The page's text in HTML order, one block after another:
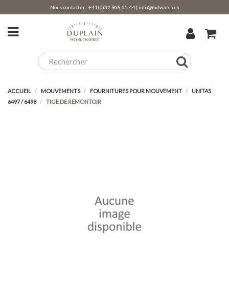
Nous contacter : +41(0)32 968 65 44| info@mdwatch.ch
ACCUEIL MOUVEMENTS FOURNITURES POUR MOUVEMENT
UNITAS
6497 / 6498
TIGE DE REMONTOIR